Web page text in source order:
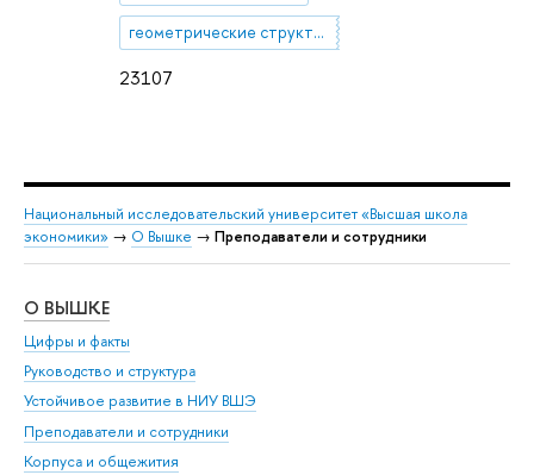
23107
геометрические структуры на группах Ли
Национальный исследовательский университет «Высшая школа
экономики» → О Вышке → Преподаватели и сотрудники
О ВЫШКЕ
Цифры и факты
Руководство и структура
Устойчивое развитие в НИУ ВШЭ
Преподаватели и сотрудники
Корпуса и общежития